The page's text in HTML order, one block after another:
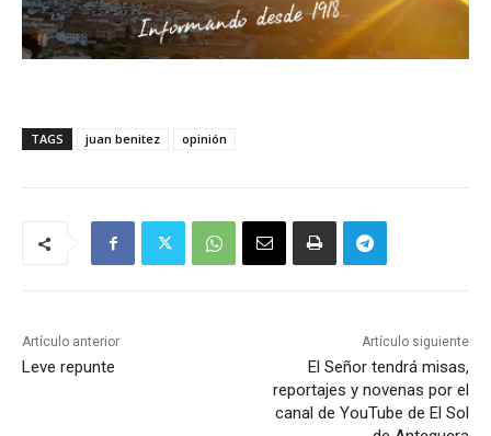
TAGS juan benitez opinión
Artículo anterior
Leve repunte
Artículo siguiente
El Señor tendrá misas,
reportajes y novenas por el
canal de YouTube de El Sol